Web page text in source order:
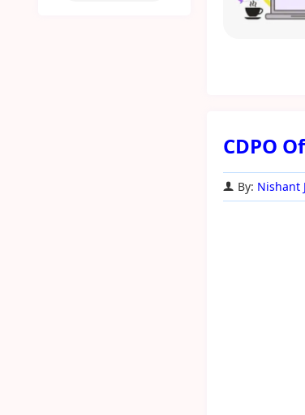
CDPO
By: Nishant